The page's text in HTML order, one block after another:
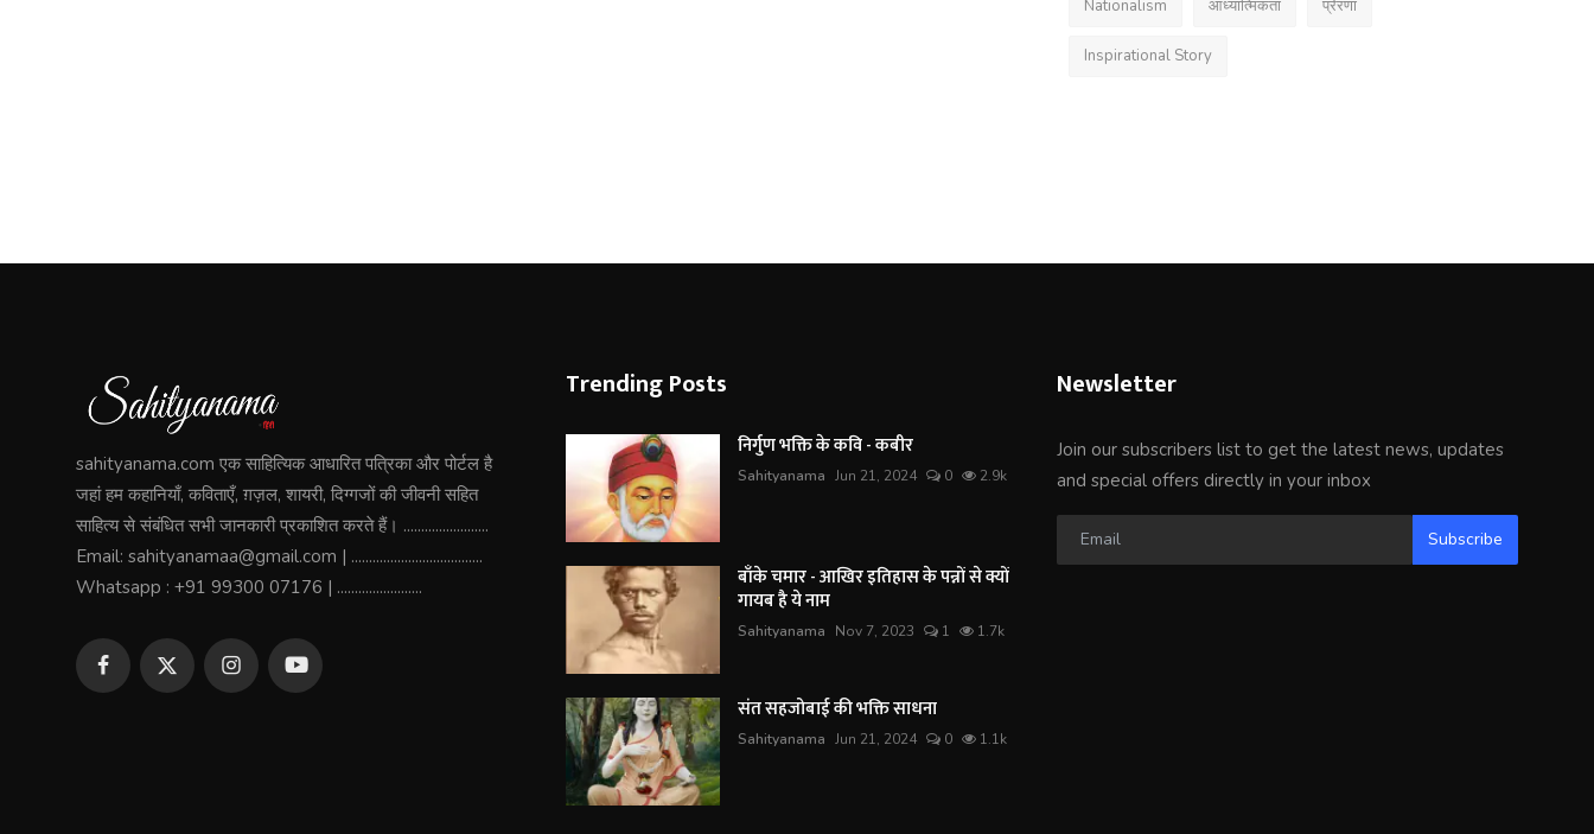
Nationalism आध्यात्मिकता प्रेरणा
Inspirational Story
sahityanama.com एक साहित्यिक आधारित पत्रिका और पोर्टल है
जहां हम कहानियाँ, कविताएँ, ग़ज़ल, शायरी, दिग्गजों की जीवनी सहित
साहित्य से संबंधित सभी जानकारी प्रकाशित करते हैं। ........................
Email: sahityanamaa@gmail.com | .....................................
Whatsapp : +91 99300 07176 | ........................
Trending Posts
निर्गुण भक्ति के कवि - कबीर
Sahityanama Jun 21, 2024 0 2.9k
बाँके चमार - आखिर इतिहास के पन्नों से क्यों
गायब है ये नाम
Sahityanama Nov 7, 2023 1 1.7k
संत सहजोबाई की भक्ति साधना
Sahityanama Jun 21, 2024 0 1.1k
Newsletter
Join our subscribers list to get the latest news, updates
and special offers directly in your inbox
Subscribe